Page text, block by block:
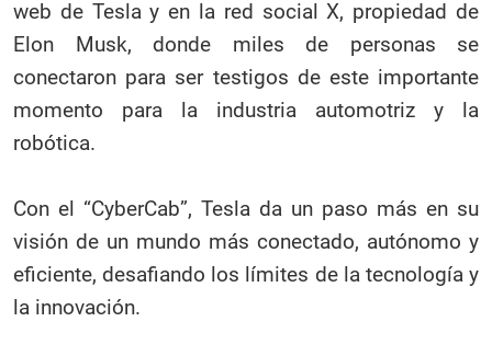
web de Tesla y en la red social X, propiedad de
Elon Musk, donde miles de personas se
conectaron para ser testigos de este importante
momento para la industria automotriz y la
robótica.
Con el “CyberCab”, Tesla da un paso más en su
visión de un mundo más conectado, autónomo y
eficiente, desafiando los límites de la tecnología y
la innovación.